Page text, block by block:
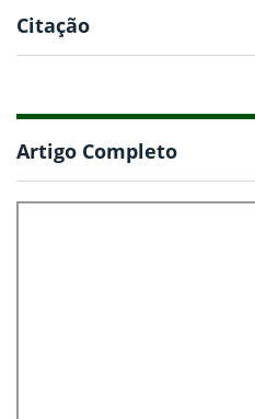
Citação
Artigo Completo